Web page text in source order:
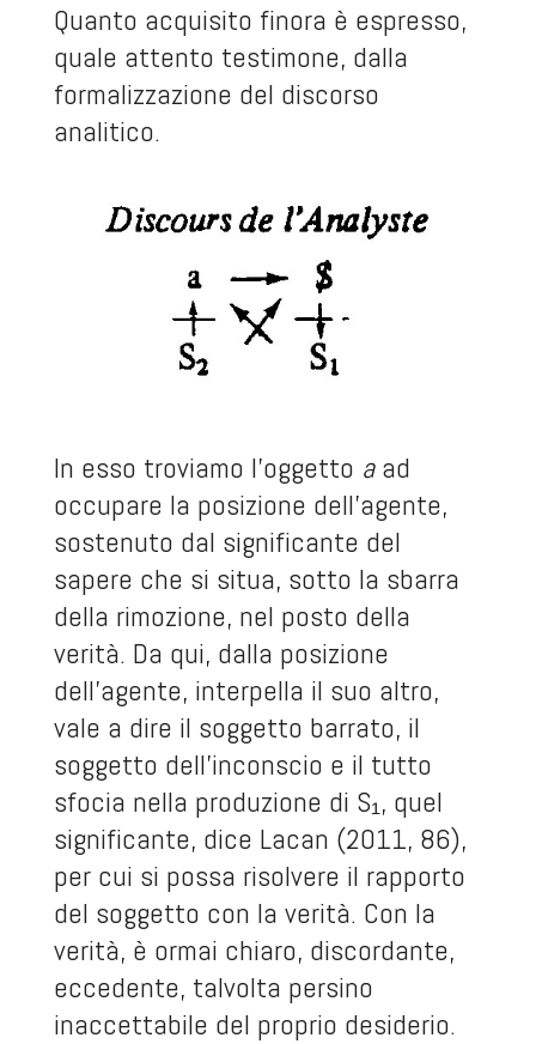
Quanto acquisito finora è espresso,
quale attento testimone, dalla
formalizzazione del discorso
analitico.
In esso troviamo l’oggetto aad
occupare la posizione dell’agente,
sostenuto dal significante del
sapere che si situa, sotto la sbarra
della rimozione, nel posto della
verità. Da qui, dalla posizione
dell’agente, interpella il suo altro,
vale a dire il soggetto barrato, il
soggetto dell’inconscio e il tutto
sfocia nella produzione di S₁, quel
significante, dice Lacan (2011, 86),
per cui si possa risolvere il rapporto
del soggetto con la verità. Con la
verità, è ormai chiaro, discordante,
eccedente, talvolta persino
inaccettabile del proprio desiderio.